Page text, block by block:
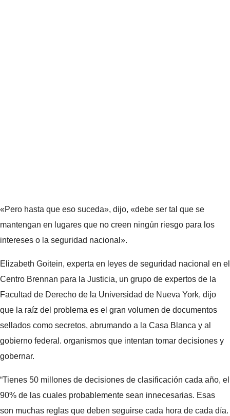
«Pero hasta que eso suceda», dijo, «debe ser tal que se
mantengan en lugares que no creen ningún riesgo para los
intereses o la seguridad nacional».
Elizabeth Goitein, experta en leyes de seguridad nacional en el
Centro Brennan para la Justicia, un grupo de expertos de la
Facultad de Derecho de la Universidad de Nueva York, dijo
que la raíz del problema es el gran volumen de documentos
sellados como secretos, abrumando a la Casa Blanca y al
gobierno federal. organismos que intentan tomar decisiones y
gobernar.
“Tienes 50 millones de decisiones de clasificación cada año, el
90% de las cuales probablemente sean innecesarias. Esas
son muchas reglas que deben seguirse cada hora de cada día.